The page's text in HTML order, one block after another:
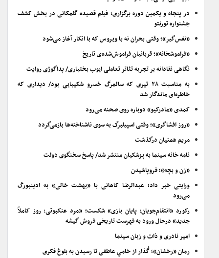
در پنجاه و یکمین دوره برگزاری؛ فیلم قصیده گلمکانی در بخش کشف
جشنواره تورنتو
«نفس‌گیر»؛ وقتی بحران نه با ویروس که با انکار آغاز می‌شود
«فراموشخانه»؛ قربانیان فراموش‌شده‌ی تاریخ
نگاهی نقادانه بر تجربه تئاتر تعاملی ایوب بختیاری/ پداگوژی روایت
به مناسبت ۲۸ تیری که سالمرگ خسرو شکیبایی بود/ دیداری که
خاطره‌ای ماندگار شد
کمدی «مادرکیو» دوباره روی صحنه می‌رود
«روز افشاگری»؛ وقتی اسپیلبرگ به سوی ناشناخته‌ها بازمی‌گردد
مریم همتیان درگذشت
نامه خانه سینما به پزشکیان منتشر شد/ پاسخ سخنگوی دولت
«زن و بچه»؛ فروپاشیدن
ورایتی خبر داد؛ عبدالرضا کاهانی با «بهشت خالی» به ادینبورگ
می‌رود
رکورد «انتقام‌جویان: پایان بازی» شکست؛ «مرد عنکبوتی: روز کاملاً
جدید» درحال ورود به فهرست تاریخی فروش گیشه
امیر نادری و ذات و زبان سینما
رمان «رخشان»؛ گُذار از خامیِ عاطفی تا رسیدن به بلوغ فکری